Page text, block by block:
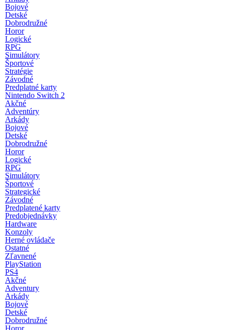
Bojové
Detské
Dobrodružné
Horor
Logické
RPG
Simulátory
Športové
Stratégie
Závodné
Predplatné karty
Nintendo Switch 2
Akčné
Adventúry
Arkády
Bojové
Detské
Dobrodružné
Horor
Logické
RPG
Simulátory
Športové
Strategické
Závodné
Predplatené karty
Predobjednávky
Hardware
Konzoly
Herné ovládače
Ostatné
Zľavnené
PlayStation
PS4
Akčné
Adventury
Arkády
Bojové
Detské
Dobrodružné
Horor